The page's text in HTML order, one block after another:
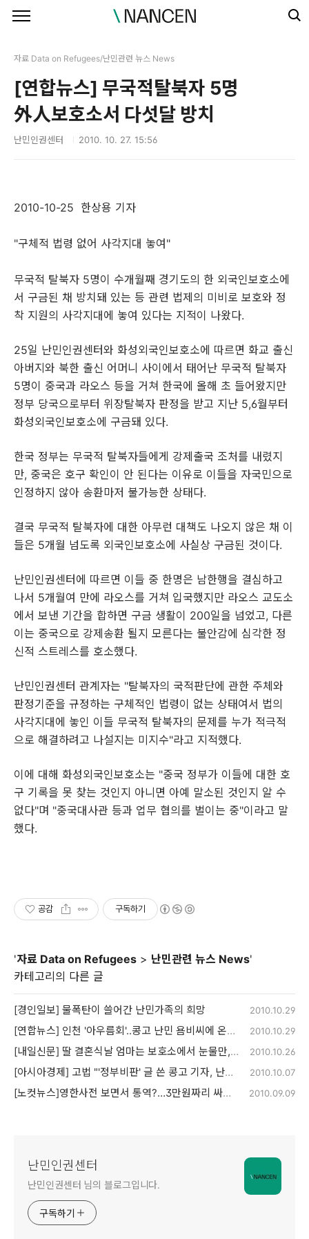
자료 Data on Refugees/난민관련 뉴스 News
[연합뉴스] 무국적탈북자 5명
外人보호소서 다섯달 방치
난민인권센터 2010. 10. 27. 15:56
2010-10-25 한상용 기자
"구체적 법령 없어 사각지대 놓여"
무국적 탈북자 5명이 수개월째 경기도의 한 외국인보호소에
서 구금된 채 방치돼 있는 등 관련 법제의 미비로 보호와 정
착 지원의 사각지대에 놓여 있다는 지적이 나왔다.
25일 난민인권센터와 화성외국인보호소에 따르면 화교 출신
아버지와 북한 출신 어머니 사이에서 태어난 무국적 탈북자
5명이 중국과 라오스 등을 거쳐 한국에 올해 초 들어왔지만
정부 당국으로부터 위장탈북자 판정을 받고 지난 5,6월부터
화성외국인보호소에 구금돼 있다.
한국 정부는 무국적 탈북자들에게 강제출국 조처를 내렸지
만, 중국은 호구 확인이 안 된다는 이유로 이들을 자국민으로
인정하지 않아 송환마저 불가능한 상태다.
결국 무국적 탈북자에 대한 아무런 대책도 나오지 않은 채 이
들은 5개월 넘도록 외국인보호소에 사실상 구금된 것이다.
난민인권센터에 따르면 이들 중 한명은 남한행을 결심하고
나서 5개월여 만에 라오스를 거쳐 입국했지만 라오스 교도소
에서 보낸 기간을 합하면 구금 생활이 200일을 넘었고, 다른
이는 중국으로 강제송환 될지 모른다는 불안감에 심각한 정
신적 스트레스를 호소했다.
난민인권센터 관계자는 "탈북자의 국적판단에 관한 주체와
판정기준을 규정하는 구체적인 법령이 없는 상태여서 법의
사각지대에 놓인 이들 무국적 탈북자의 문제를 누가 적극적
으로 해결하려고 나설지는 미지수"라고 지적했다.
이에 대해 화성외국인보호소는 "중국 정부가 이들에 대한 호
구 기록을 못 찾는 것인지 아니면 아예 말소된 것인지 알 수
없다"며 "중국대사관 등과 업무 협의를 벌이는 중"이라고 말
했다.
공감 구독하기
'자료 Data on Refugees > 난민관련 뉴스 News'
카테고리의 다른 글
[경인일보] 물폭탄이 쓸어간 난민가족의 희망 2010.10.29
[연합뉴스] 인천 '아우름회'..콩고 난민 욤비씨에 온정 2010.10.29
[내일신문] 딸 결혼식날 엄마는 보호소에서 눈물만,,, 2010.10.26
[아시아경제] 고법 "'정부비판' 글 쓴 콩고 기자, 난민인정" 2010.10.07
[노컷뉴스]영한사전 보면서 통역?…3만원짜리 싸구려 '난민통역' 2010.09.09
난민인권센터
난민인권센터 님의 블로그입니다.
구독하기